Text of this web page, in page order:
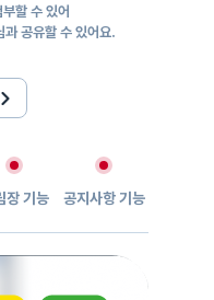
장 기능 공지사항 기능
할 수 있어
과 공유할 수 있어요.